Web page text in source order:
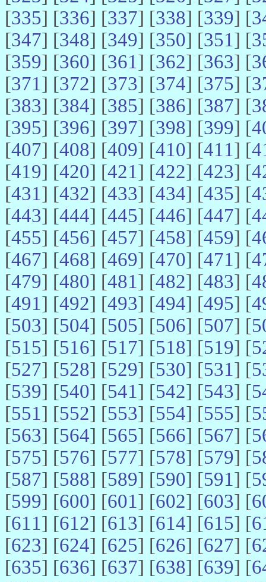
[335] [336] [337] [338] [339] [
[347] [348] [349] [350] [351] [
[359] [360] [361] [362] [363] [
[371] [372] [373] [374] [375] [
[383] [384] [385] [386] [387] [
[395] [396] [397] [398] [399] [
[407] [408] [409] [410] [411] [
[419] [420] [421] [422] [423] [
[431] [432] [433] [434] [435] [
[443] [444] [445] [446] [447] [
[455] [456] [457] [458] [459] [
[467] [468] [469] [470] [471] [
[479] [480] [481] [482] [483] [
[491] [492] [493] [494] [495] [
[503] [504] [505] [506] [507] [
[515] [516] [517] [518] [519] [
[527] [528] [529] [530] [531] [
[539] [540] [541] [542] [543] [
[551] [552] [553] [554] [555] [
[563] [564] [565] [566] [567] [
[575] [576] [577] [578] [579] [
[587] [588] [589] [590] [591] [
[599] [600] [601] [602] [603] [
[611] [612] [613] [614] [615] [
[623] [624] [625] [626] [627] [
[635] [636] [637] [638] [639] [